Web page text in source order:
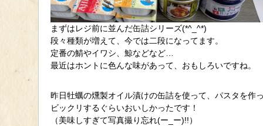
まずはレジ前に並んだ缶詰シリーズ(*^_^*)
段々種類が増えて、今では二段になってます。
定番の鯖やイワシ、鯨などなど…
最近はホントに色んな味があって、おもしろいですね。
昨日牡蠣の燻製オイル漬けの缶詰を使って、パスタを作
ビックリするぐらいおいしかったです！
（美味しすぎて写真撮り忘れ(ー_ー)!!）